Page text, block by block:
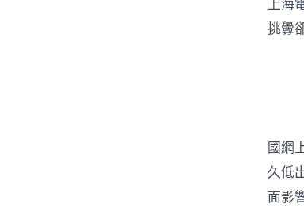
上海
挑釁
國網
久低
面影